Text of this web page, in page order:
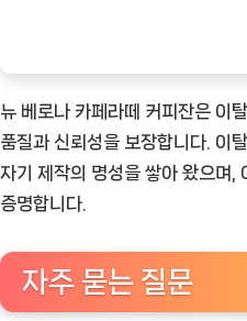
뉴 베로나 카페라떼 커피잔은 이
품질과 신뢰성을 보장합니다. 이
자기 제작의 명성을 쌓아 왔으며,
증명합니다.
자주 묻는 질문